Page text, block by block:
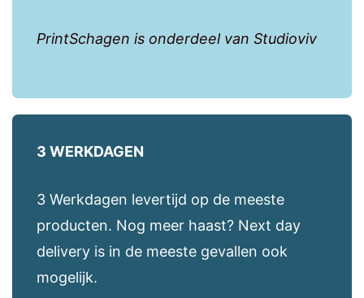
PrintSchagen is onderdeel van Studioviv
3 WERKDAGEN
3 Werkdagen levertijd op de meeste
producten. Nog meer haast? Next day
delivery is in de meeste gevallen ook
mogelijk.